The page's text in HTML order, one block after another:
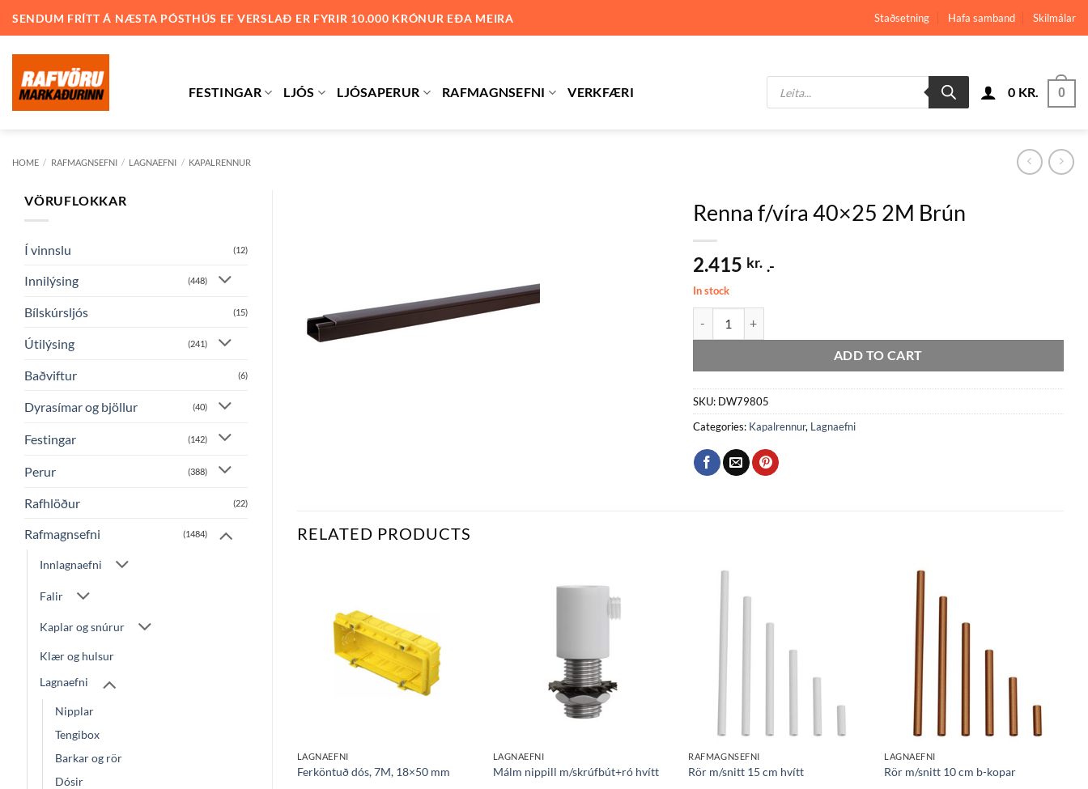
SENDUM FRÍTT Á NÆSTA PÓSTHÚS EF VERSLAÐ ER FYRIR 10.000 KRÓNUR EÐA MEIRA Staðsetning Hafa samband Skilmálar
FESTINGAR LJÓS LJÓSAPERUR RAFMAGNSEFNI VERKFÆRI
Products
search
0 KR. 0
HOME / RAFMAGNSEFNI / LAGNAEFNI / KAPALRENNUR
VÖRUFLOKKAR
Í vinnslu (12)
Innilýsing (448)
Bílskúrsljós (15)
Útilýsing (241)
Baðviftur (6)
Dyrasímar og bjöllur (40)
Festingar (142)
Perur (388)
Rafhlöður (22)
Rafmagnsefni (1484)
Innlagnaefni
Falir
Kaplar og snúrur
Klær og hulsur
Lagnaefni
Nipplar
Tengibox
Barkar og rör
Dósir
Renna f/víra 40×25 2M Brún
2.415 kr. .-
In stock
ADD TO CART
SKU: DW79805
Categories: Kapalrennur, Lagnaefni
RELATED PRODUCTS
LAGNAEFNI
Ferköntuð dós, 7M, 18×50 mm
LAGNAEFNI
Málm nippill m/skrúfbút+ró hvítt
RAFMAGNSEFNI
Rör m/snitt 15 cm hvítt
LAGNAEFNI
Rör m/snitt 10 cm b-kopar
óskalista
LAGNAEFNI